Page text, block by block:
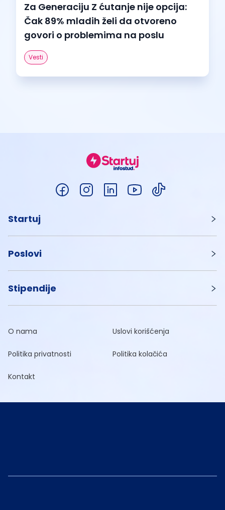
Za Generaciju Z ćutanje nije opcija:
Čak 89% mladih želi da otvoreno
govori o problemima na poslu
Vesti
Startuj
Poslovi
Stipendije
O nama Uslovi korišćenja
Politika privatnosti Politika kolačića
Kontakt